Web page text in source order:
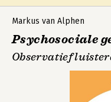
is niet meer in die editie
onderstaande editie.
Markus van Alphen
Psychosociale
Observatief